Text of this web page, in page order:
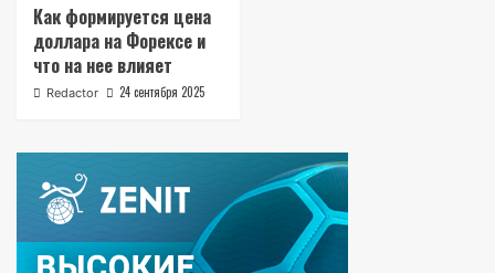
Как формируется цена
доллара на Форексе и
что на нее влияет
Redactor 24 сентября 2025